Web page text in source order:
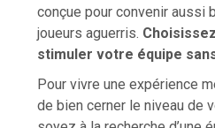
conçue pour convenir aussi
joueurs aguerris.
stimuler votre équipe
Pour vivre une expérience
de bien cerner le niveau de